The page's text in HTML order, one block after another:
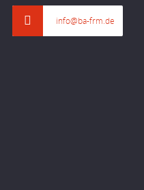
info@ba-frm.de